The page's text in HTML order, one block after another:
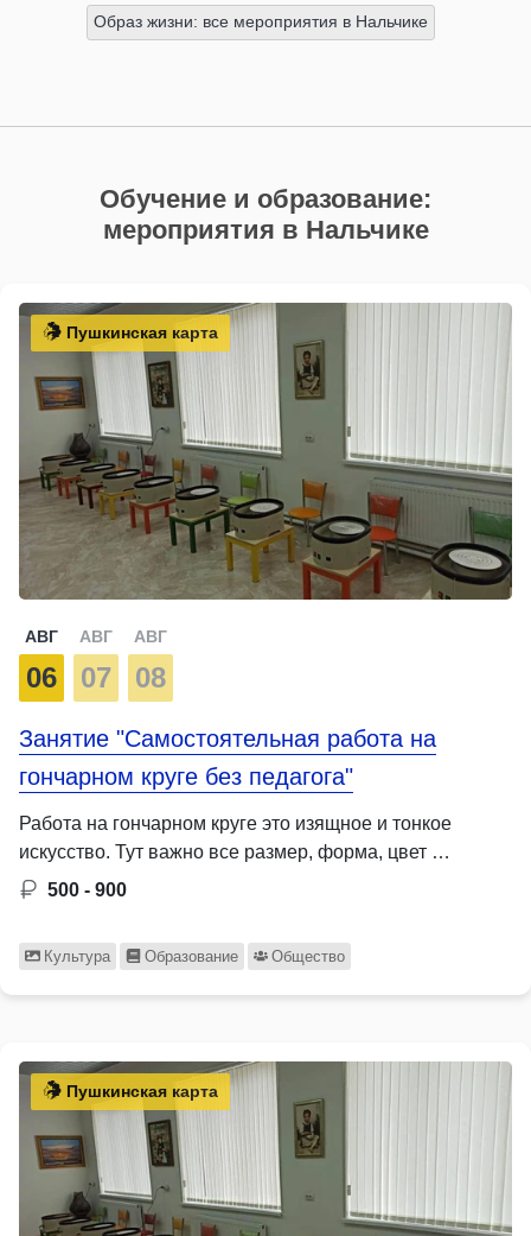
Образ жизни: все мероприятия в Нальчике
Обучение и образование:
мероприятия в Нальчике
Пушкинская карта
АВГ
06
АВГ
07
АВГ
08
Занятие "Самостоятельная работа на
гончарном круге без педагога"
Работа на гончарном круге это изящное и тонкое
искусство. Тут важно все размер, форма, цвет …
500 - 900
Культура Образование Общество
Пушкинская карта